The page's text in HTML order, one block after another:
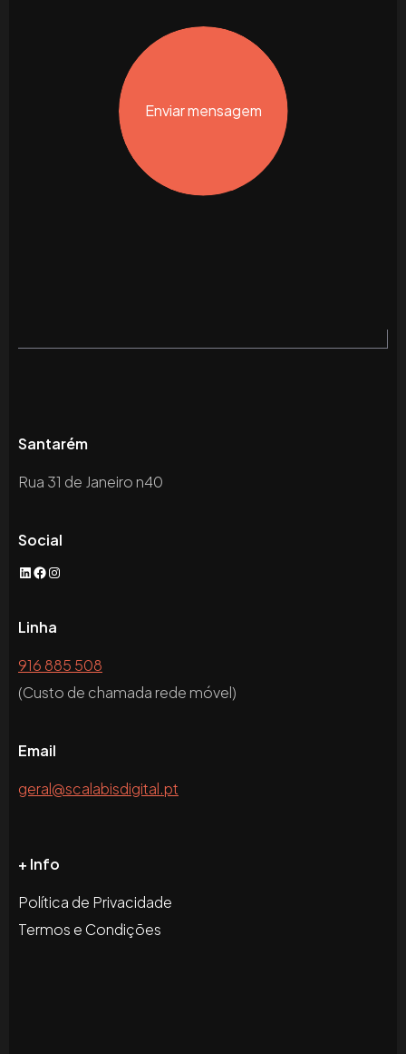
Enviar mensagem
Santarém
Rua 31 de Janeiro n40
Social
LinkedIn
Facebook
Instagram
Linha
916 885 508
(Custo de chamada rede móvel)
Email
geral@scalabisdigital.pt
+ Info
Política de Privacidade
Termos e Condições